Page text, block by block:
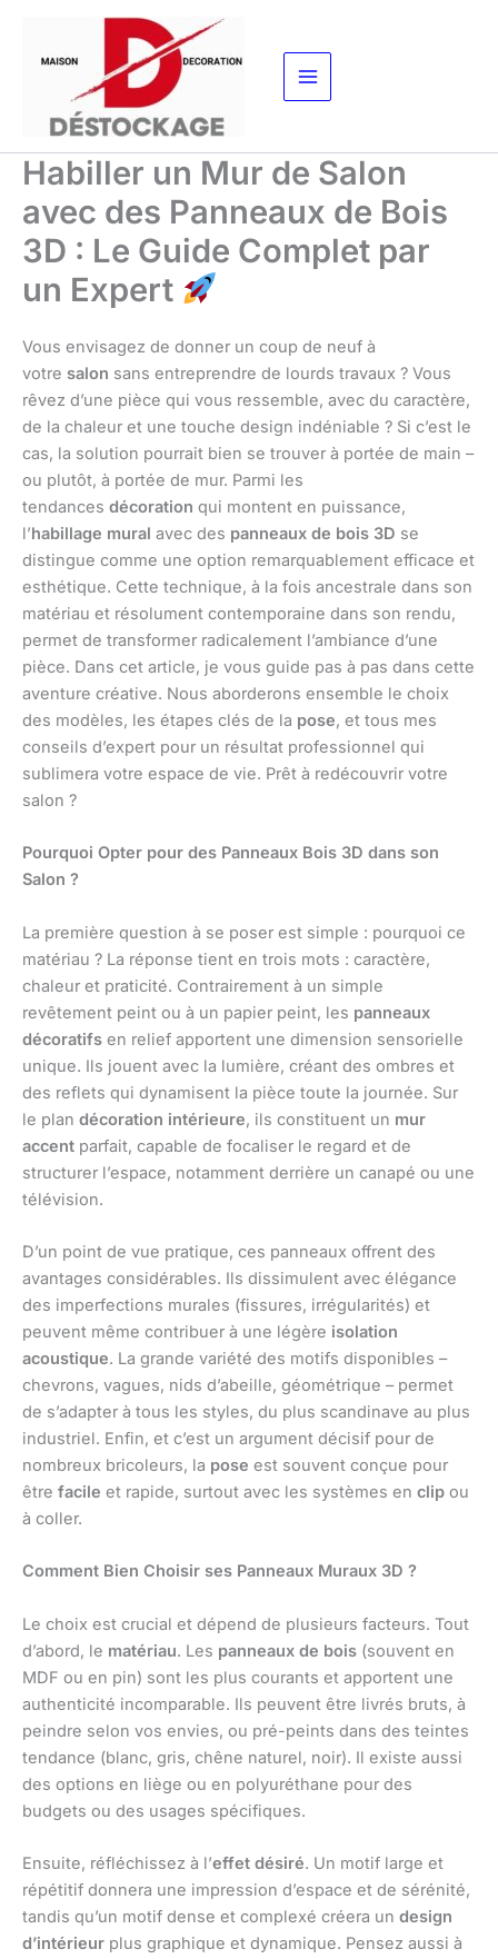
contenu
Habiller un Mur de Salon
avec des Panneaux de Bois
3D : Le Guide Complet par
un Expert
Vous envisagez de donner un coup de neuf à
votre salon sans entreprendre de lourds travaux ? Vous
rêvez d’une pièce qui vous ressemble, avec du caractère,
de la chaleur et une touche design indéniable ? Si c’est le
cas, la solution pourrait bien se trouver à portée de main –
ou plutôt, à portée de mur. Parmi les
tendances décoration qui montent en puissance,
l’habillage mural avec des panneaux de bois 3D se
distingue comme une option remarquablement efficace et
esthétique. Cette technique, à la fois ancestrale dans son
matériau et résolument contemporaine dans son rendu,
permet de transformer radicalement l’ambiance d’une
pièce. Dans cet article, je vous guide pas à pas dans cette
aventure créative. Nous aborderons ensemble le choix
des modèles, les étapes clés de la pose, et tous mes
conseils d’expert pour un résultat professionnel qui
sublimera votre espace de vie. Prêt à redécouvrir votre
salon ?
Pourquoi Opter pour des Panneaux Bois 3D dans son
Salon ?
La première question à se poser est simple : pourquoi ce
matériau ? La réponse tient en trois mots : caractère,
chaleur et praticité. Contrairement à un simple
revêtement peint ou à un papier peint, les panneaux
décoratifs en relief apportent une dimension sensorielle
unique. Ils jouent avec la lumière, créant des ombres et
des reflets qui dynamisent la pièce toute la journée. Sur
le plan décoration intérieure, ils constituent un mur
accent parfait, capable de focaliser le regard et de
structurer l’espace, notamment derrière un canapé ou une
télévision.
D’un point de vue pratique, ces panneaux offrent des
avantages considérables. Ils dissimulent avec élégance
des imperfections murales (fissures, irrégularités) et
peuvent même contribuer à une légère isolation
acoustique. La grande variété des motifs disponibles –
chevrons, vagues, nids d’abeille, géométrique – permet
de s’adapter à tous les styles, du plus scandinave au plus
industriel. Enfin, et c’est un argument décisif pour de
nombreux bricoleurs, la pose est souvent conçue pour
être facile et rapide, surtout avec les systèmes en clip ou
à coller.
Comment Bien Choisir ses Panneaux Muraux 3D ?
Le choix est crucial et dépend de plusieurs facteurs. Tout
d’abord, le matériau. Les panneaux de bois (souvent en
MDF ou en pin) sont les plus courants et apportent une
authenticité incomparable. Ils peuvent être livrés bruts, à
peindre selon vos envies, ou pré-peints dans des teintes
tendance (blanc, gris, chêne naturel, noir). Il existe aussi
des options en liège ou en polyuréthane pour des
budgets ou des usages spécifiques.
Ensuite, réfléchissez à l’effet désiré. Un motif large et
répétitif donnera une impression d’espace et de sérénité,
tandis qu’un motif dense et complexé créera un design
d’intérieur plus graphique et dynamique. Pensez aussi à